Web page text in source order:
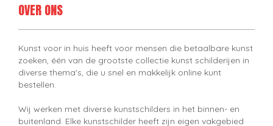
OVER ONS
Kunst voor in huis heeft voor mensen die betaalbare kunst
zoeken, één van de grootste collectie kunst schilderijen in
diverse thema's, die u snel en makkelijk online kunt
bestellen.
Wij werken met diverse kunstschilders in het binnen- en
buitenland. Elke kunstschilder heeft zijn eigen vakgebied